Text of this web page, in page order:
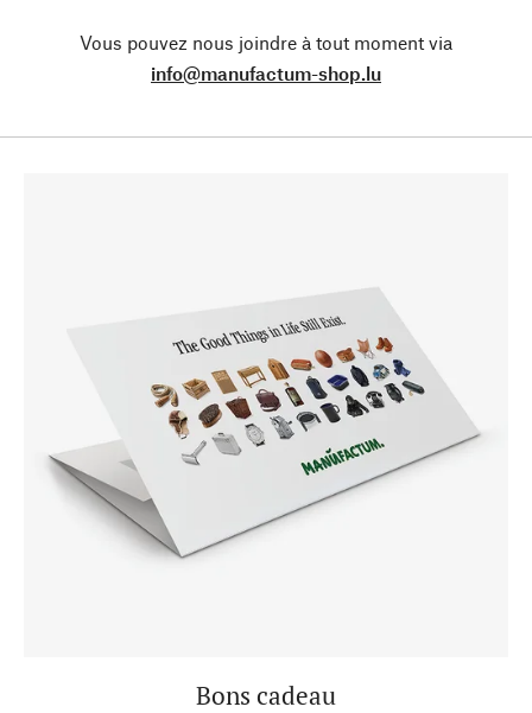
Vous pouvez nous joindre à tout moment via
info@manufactum-shop.lu
Bons cadeau